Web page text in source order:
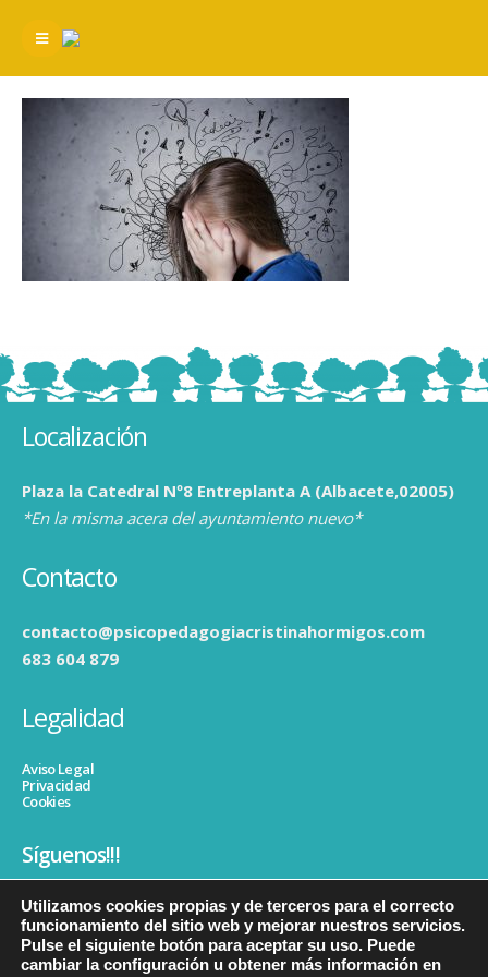
Localización
Plaza la Catedral Nº8 Entreplanta A (Albacete,02005)
*En la misma acera del ayuntamiento nuevo*
Contacto
contacto@psicopedagogiacristinahormigos.com
683 604 879
Legalidad
Aviso Legal
Privacidad
Cookies
Síguenos!!!
Utilizamos cookies propias y de terceros para el correcto
funcionamiento del sitio web y mejorar nuestros servicios.
Pulse el siguiente botón para aceptar su uso. Puede
cambiar la configuración u obtener más información en